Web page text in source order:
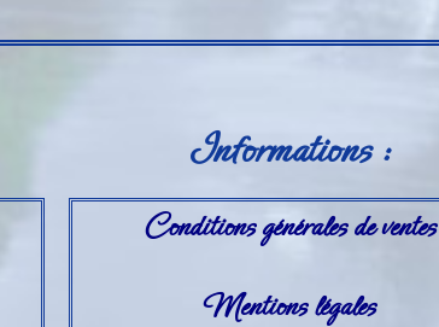
Informations :
Conditions générales de ventes
Mentions légales